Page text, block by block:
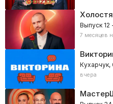
Выпуск 12
7 месяцев
Кухарчук,
вчера